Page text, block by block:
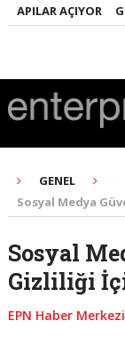
AÇIYOR
GENEL
Sosyal Medya
Sosyal
Gizliliği
EPN Haber Merkezi